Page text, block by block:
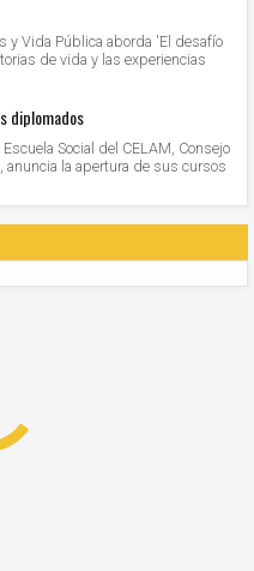
y Vida Pública aborda 'El desafío
de vida y las experiencias
diplomados
Social del CELAM, Consejo
anuncia la apertura de sus cursos